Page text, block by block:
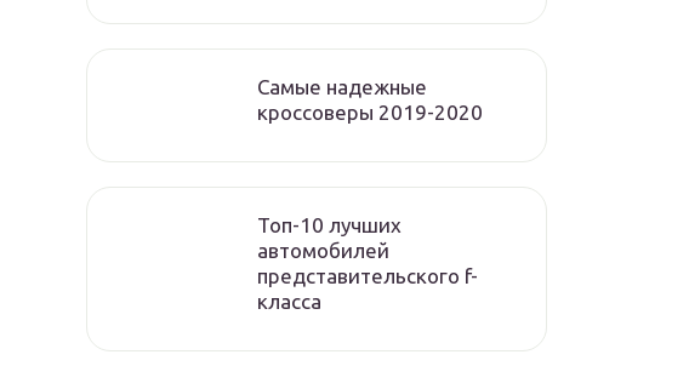
Самые надежные
кроссоверы 2019-2020
Топ-10 лучших
автомобилей
представительского f-
класса